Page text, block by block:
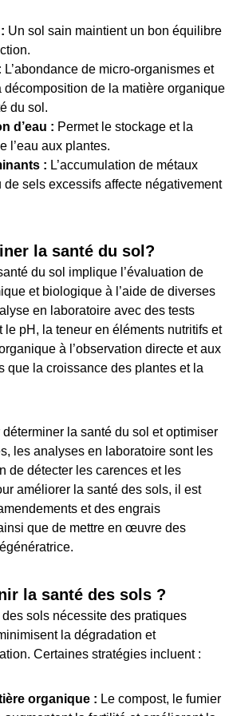
Un sol sain maintient un bon équilibre
L’abondance de micro-organismes et
décomposition de la matière organique
du sol.
d’eau : Permet le stockage et la
l’eau aux plantes.
: L’accumulation de métaux
de sels excessifs affecte négativement
la santé du sol?
du sol implique l’évaluation de
et biologique à l’aide de diverses
en laboratoire avec des tests
pH, la teneur en éléments nutritifs et
à l’observation directe et aux
que la croissance des plantes et la
la santé du sol et optimiser
les analyses en laboratoire sont les
de détecter les carences et les
améliorer la santé des sols, il est
et des engrais
que de mettre en œuvre des
la santé des sols ?
sols nécessite des pratiques
la dégradation et
Certaines stratégies incluent :
organique : Le compost, le fumier